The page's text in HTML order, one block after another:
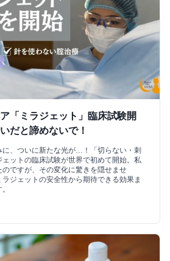
「ミラジェット」臨床試験開
だと諦めないで！
に、ついに新たな光が…！「切らない・刺
ットの臨床試験が世界で初めて開始。私
のですが、その変化に驚きを隠せませ
ジェットの安全性から期待できる効果ま